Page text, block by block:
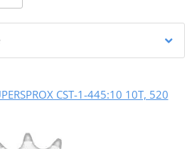
CST-1-445:10 10T, 520